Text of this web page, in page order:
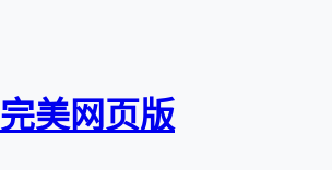
完美网页版